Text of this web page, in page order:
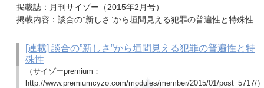
掲載誌：月刊サイゾー（2015年2月号）
掲載内容：談合の”新しさ”から垣間見える犯罪の普遍性と特殊性
[連載] 談合の”新しさ”から垣間見える犯罪の普遍性と特
殊性
（サイゾーpremium：
http://www.premiumcyzo.com/modules/member/2015/01/post_5717/）